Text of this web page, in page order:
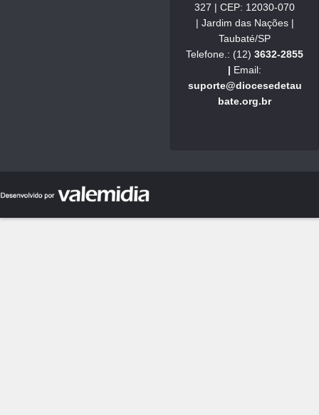
327 | CEP: 12030-070
| Jardim das Nações |
Taubaté/SP
Telefone.: (12) 3632-2855
| Email:
suporte@diocesedetau
bate.org.br